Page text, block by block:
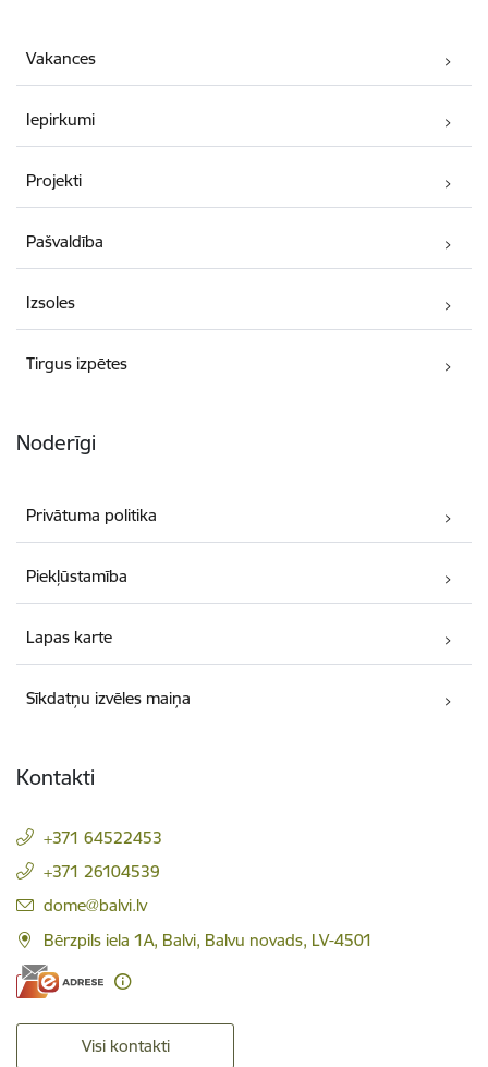
Vakances
Iepirkumi
Projekti
Pašvaldība
Izsoles
Tirgus izpētes
Noderīgi
Privātuma politika
Piekļūstamība
Lapas karte
Sīkdatņu izvēles maiņa
Kontakti
+371 64522453
+371 26104539
E-pasts:
dome@balvi.lv
Bērzpils iela 1A, Balvi, Balvu novads, LV-4501
Visi kontakti